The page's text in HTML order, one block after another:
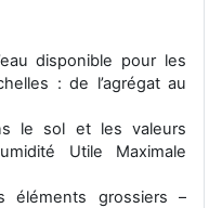
disponible pour les
: de l’agrégat au
le sol et les valeurs
Utile Maximale
éléments grossiers –